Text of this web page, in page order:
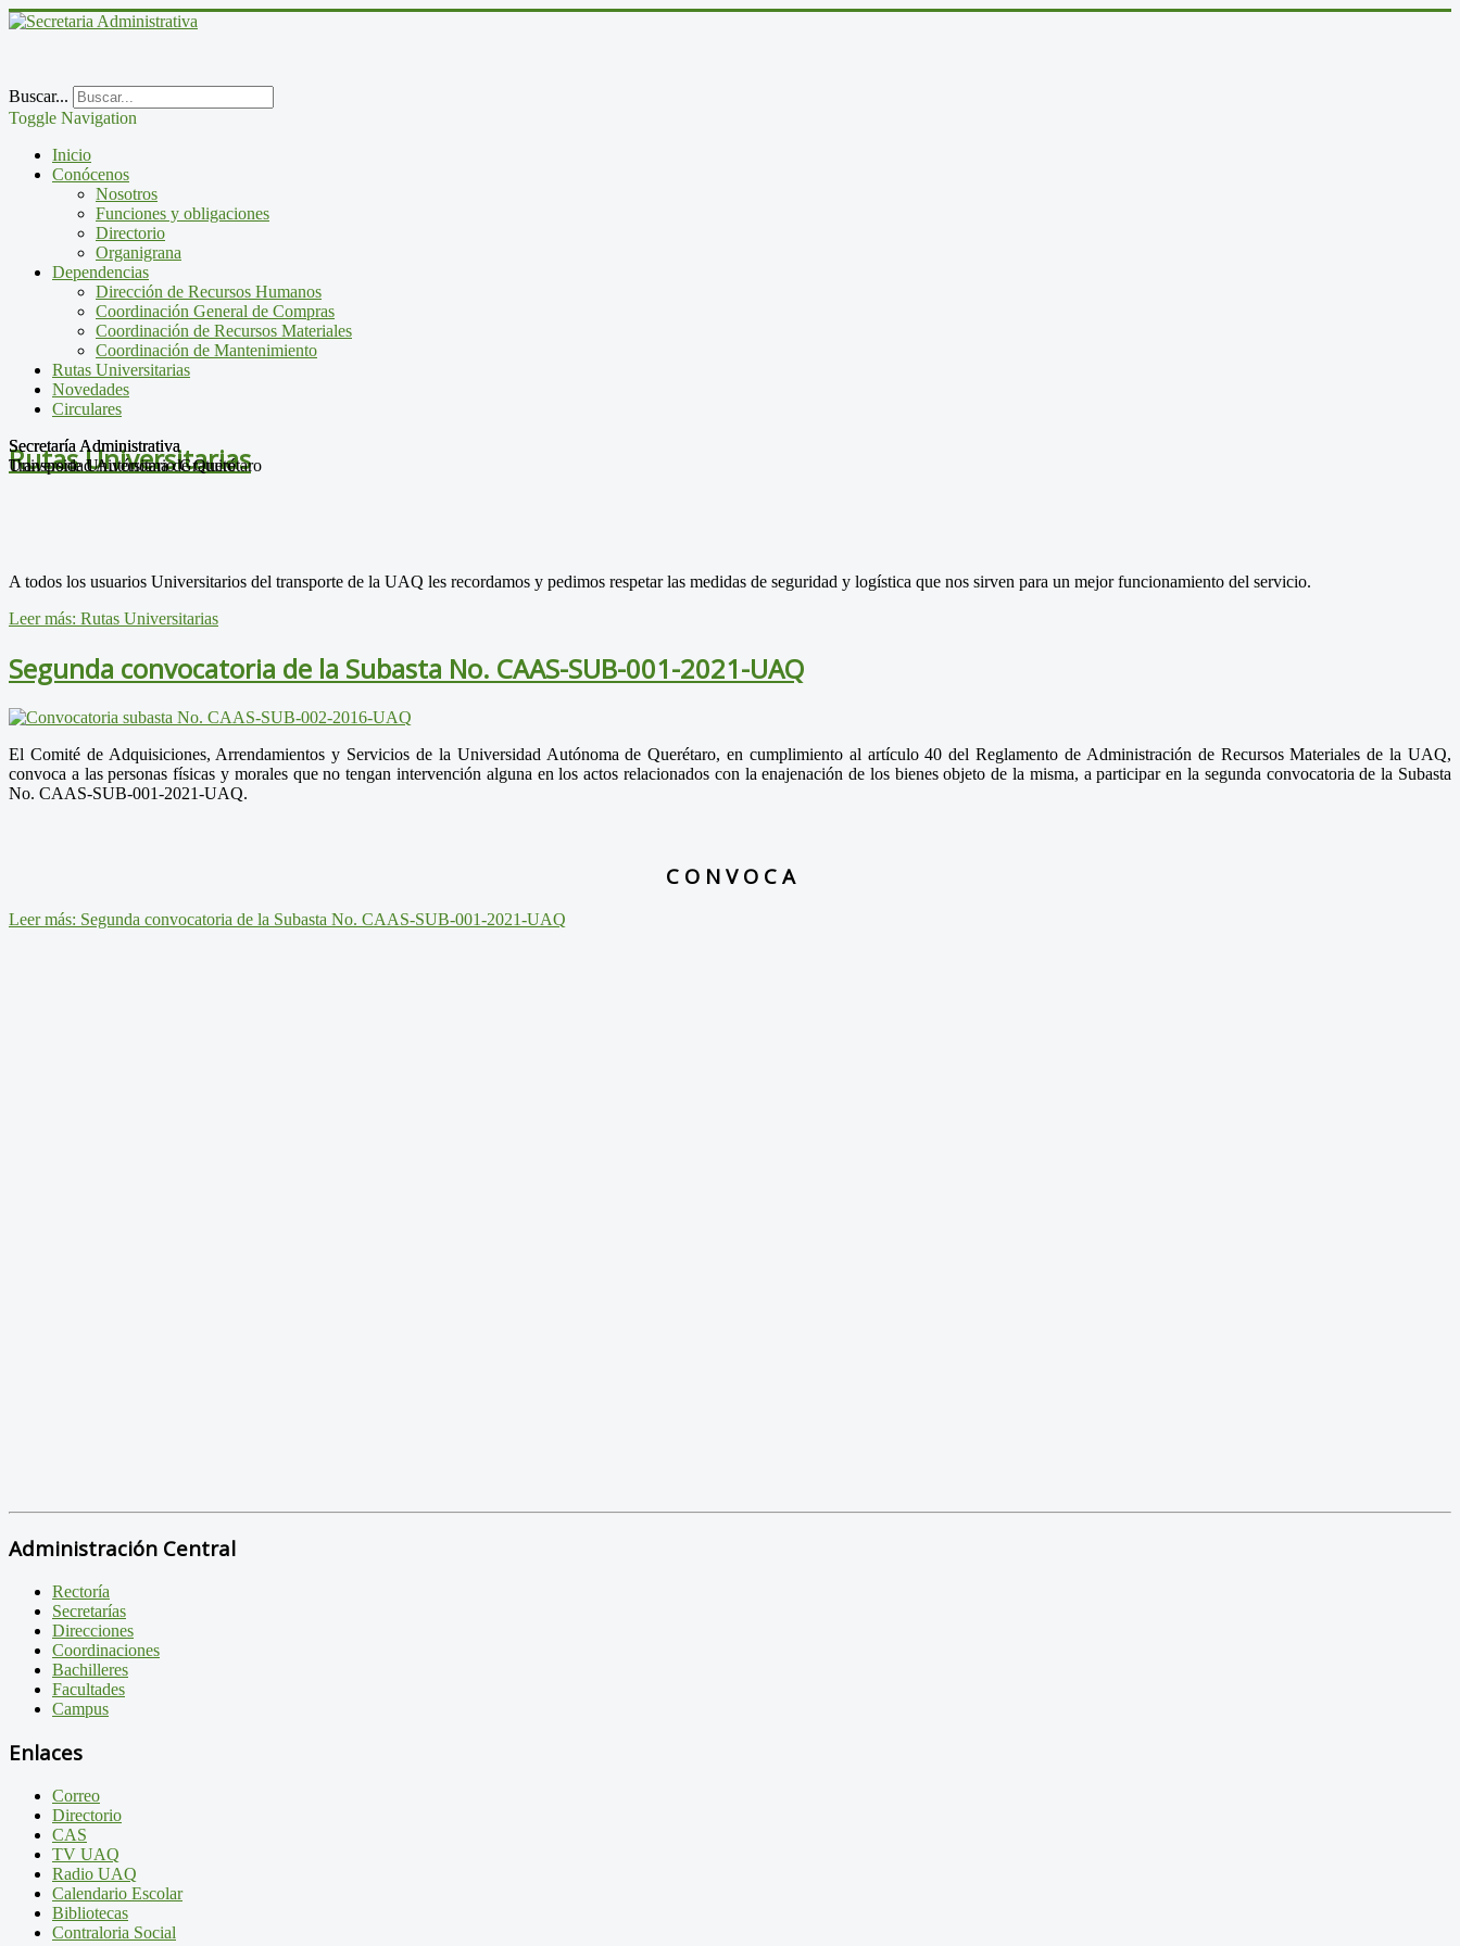
Buscar...
Toggle Navigation
Inicio
Conócenos
Nosotros
Funciones y obligaciones
Directorio
Organigrana
Dependencias
Dirección de Recursos Humanos
Coordinación General de Compras
Coordinación de Recursos Materiales
Coordinación de Mantenimiento
Rutas Universitarias
Novedades
Circulares
Secretaría Administrativa
Universidad Autónoma de Querétaro
Secretaría Administrativa
Transporte Universitario Gratuito
Rutas Universitarias
A todos los usuarios Universitarios del transporte de la UAQ les recordamos y pedimos respetar las medidas de seguridad y logística que nos sirven para un mejor funcionamiento del servicio.
Leer más: Rutas Universitarias
Segunda convocatoria de la Subasta No. CAAS-SUB-001-2021-UAQ
El Comité de Adquisiciones, Arrendamientos y Servicios de la Universidad Autónoma de Querétaro, en cumplimiento al artículo 40 del Reglamento de Administración de Recursos Materiales de la UAQ,
convoca a las personas físicas y morales que no tengan intervención alguna en los actos relacionados con la enajenación de los bienes objeto de la misma, a participar en la segunda convocatoria de la Subasta
No. CAAS-SUB-001-2021-UAQ.
C O N V O C A
Leer más: Segunda convocatoria de la Subasta No. CAAS-SUB-001-2021-UAQ
Administración Central
Rectoría
Secretarías
Direcciones
Coordinaciones
Bachilleres
Facultades
Campus
Enlaces
Correo
Directorio
CAS
TV UAQ
Radio UAQ
Calendario Escolar
Bibliotecas
Contraloria Social